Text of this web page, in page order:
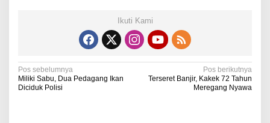
Ikuti Kami
N
a
Pos sebelumnya
Miliki Sabu, Dua Pedagang Ikan
Diciduk Polisi
Pos berikutnya
Terseret Banjir, Kakek 72 Tahun
Meregang Nyawa